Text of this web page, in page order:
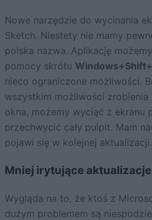
Nowe narzędzie do wycinania
Sketch. Niestety nie mamy
polska nazwa. Aplikację
pomocy skrótu
nieco ograniczone możliwości.
wszystkim możliwości
okna, możemy wyciąć z ekranu
przechwycić cały pulpit. Mam
pojawi się w kolejnej aktualizacji.
Mniej irytujące aktualizacje
Wygląda na to, że ktoś z
dużym problemem są